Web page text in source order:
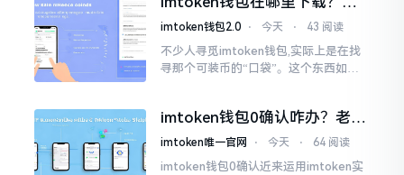
手教你几招避坑
imtoken钱包2.0 ⋅ 今天 ⋅ 43 阅读
不少人寻觅imtoken钱包,实际上是在找
寻那个可装币的“口袋”。这个东西如今
持。
imtoken钱包0确认咋办？老手
教你几招快速解决
imtoken唯一官网 ⋅ 今天 ⋅ 64 阅读
imtoken钱包0确认近来运用imtoken实